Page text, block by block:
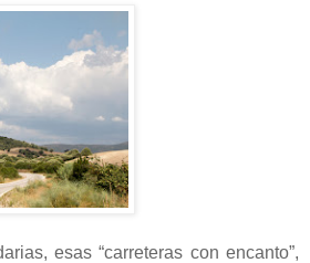
esas “carreteras con encanto”,